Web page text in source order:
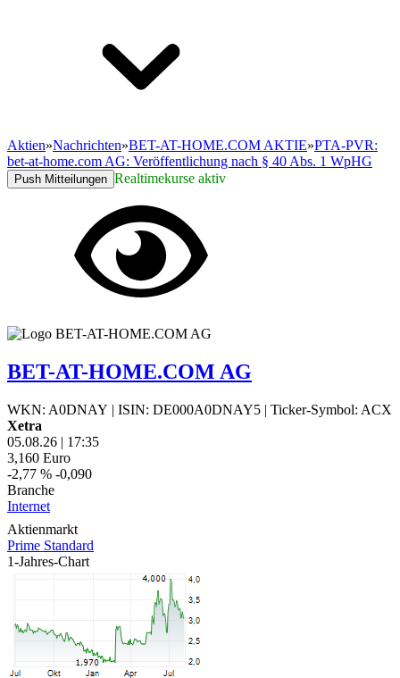
Aktien»Nachrichten»BET-AT-HOME.COM AKTIE»PTA-PVR:
bet-at-home.com AG: Veröffentlichung nach § 40 Abs. 1 WpHG
Push Mitteilungen Realtimekurse aktiv
BET-AT-HOME.COM AG
WKN: A0DNAY | ISIN: DE000A0DNAY5 | Ticker-Symbol: ACX
Xetra
05.08.26 | 17:35
3,160 Euro
-2,77 % -0,090
Branche
Internet
Aktienmarkt
Prime Standard
1-Jahres-Chart